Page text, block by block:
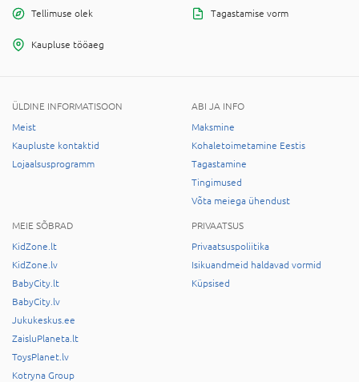
Tellimuse olek Tagastamise vorm
Kaupluse tööaeg
ÜLDINE INFORMATISOON
Meist
Kaupluste kontaktid
Lojaalsusprogramm
ABI JA INFO
Maksmine
Kohaletoimetamine Eestis
Tagastamine
Tingimused
Võta meiega ühendust
MEIE SÕBRAD
KidZone.lt
KidZone.lv
BabyCity.lt
BabyCity.lv
Jukukeskus.ee
ZaisluPlaneta.lt
ToysPlanet.lv
Kotryna Group
PRIVAATSUS
Privaatsuspoliitika
Isikuandmeid haldavad vormid
Küpsised